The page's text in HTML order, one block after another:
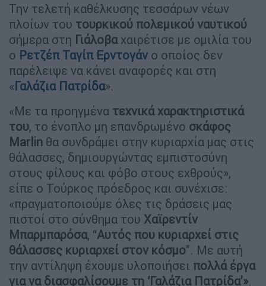
Την τελετή καθέλκυσης τεσσάρων νέων
πλοίων του τουρκικού πολεμικού ναυτικού
σήμερα στη Γιάλοβαχαιρέτισε με ομιλία του
ο Ρετζέπ Ταγίπ Ερντογάνο οποίος δεν
παρέλειψε να κάνει αναφορές και στη
«Γαλάζια Πατρίδα».
«Με τα προηγμένα τεχνικά χαρακτηριστικά
του, το ένοπλο μη επανδρωμένο σκάφος
Marlin θα συνδράμει στην κυριαρχία μας στις
θάλασσες, δημιουργώντας εμπιστοσύνη
στους φίλους και φόβο στους εχθρούς»,
είπε ο Τούρκος πρόεδρος και συνέχισε:
«πραγματοποιούμε όλες τις δράσεις μας
πιστοί στο σύνθημα του Χαϊρεντίν
Μπαρμπαρόσα, “Αυτός που κυριαρχεί στις
θάλασσες κυριαρχεί στον κόσμο”. Με αυτή
την αντίληψη έχουμε υλοποιήσει πολλά έργα
για να διασφαλίσουμε τη ‘Γαλάζια Πατρίδα’».